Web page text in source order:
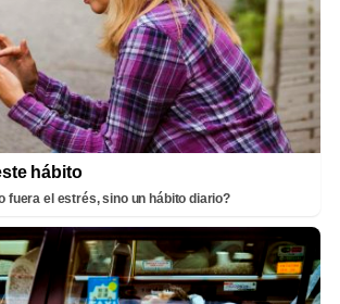
hábito
fuera el estrés, sino un hábito diario?